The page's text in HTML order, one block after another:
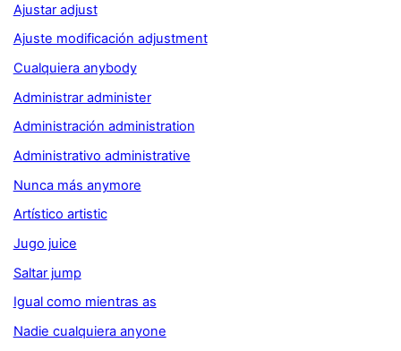
Ajustar adjust
Ajuste modificación adjustment
Cualquiera anybody
Administrar administer
Administración administration
Administrativo administrative
Nunca más anymore
Artístico artistic
Jugo juice
Saltar jump
Igual como mientras as
Nadie cualquiera anyone